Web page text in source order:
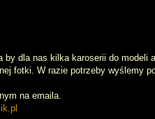
by dla nas kilka karoserii do
fotki. W razie potrzeby wyślemy
na emaila.